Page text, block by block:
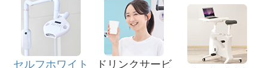
セルフホワイト
ドリンクサービ